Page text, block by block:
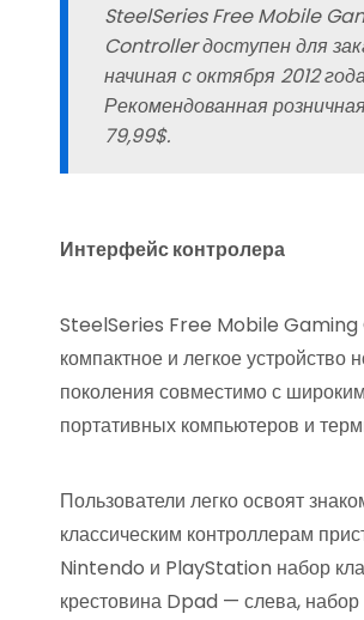
SteelSeries Free Mobile
Controller доступен для
начиная с октября 2012
Рекомендованная
79,99$.
Интерфейс контролера
SteelSeries Free Mobile
компактное и легкое устройство
поколения совместимо с
портативных компьютеров и
Пользователи легко освоят
классическим контроллерам
Nintendo и PlayStation набор
крестовина Dpad — слева, набор